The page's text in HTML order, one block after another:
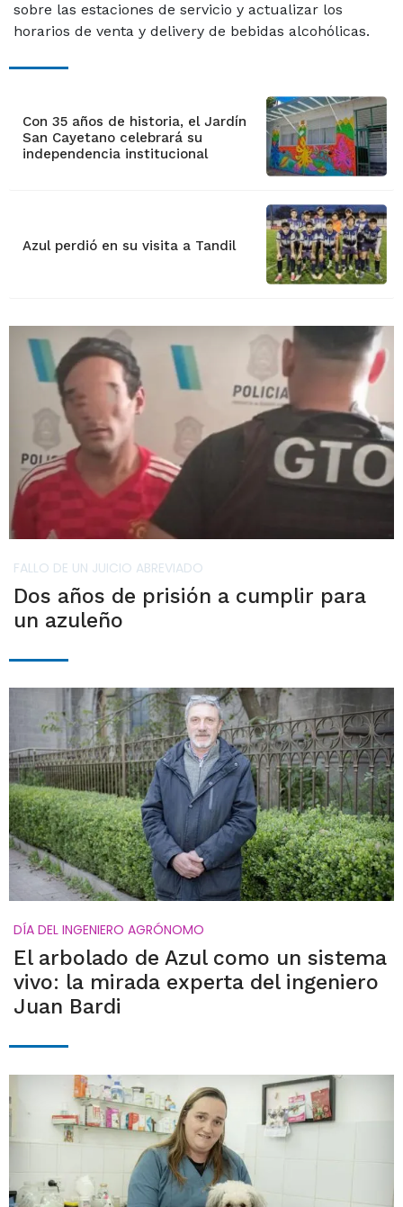
sobre las estaciones de servicio y actualizar los
horarios de venta y delivery de bebidas alcohólicas.
Con 35 años de historia, el Jardín
San Cayetano celebrará su
independencia institucional
Azul perdió en su visita a Tandil
FALLO DE UN JUICIO ABREVIADO
Dos años de prisión a cumplir para
un azuleño
DÍA DEL INGENIERO AGRÓNOMO
El arbolado de Azul como un sistema
vivo: la mirada experta del ingeniero
Juan Bardi